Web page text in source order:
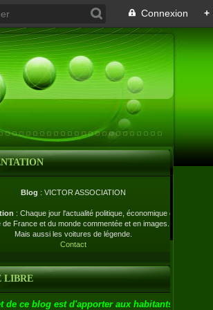
Connexion +
Blog : VICTOR ASSOCIATION
: Chaque jour l'actualité politique, économique et
de France et du monde commentée et en images.
Mais aussi les voitures de légende.
Contact
LIBRE
de ce blog est d'apporter aux habitants